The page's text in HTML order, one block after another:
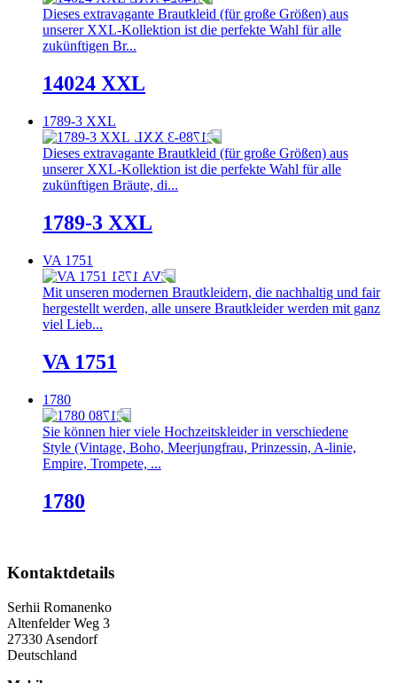
Dieses extravagante Brautkleid (für große Größen) aus
unserer XXL-Kollektion ist die perfekte Wahl für alle
zukünftigen Br...
14024 XXL
1789-3 XXL
Dieses extravagante Brautkleid (für große Größen) aus
unserer XXL-Kollektion ist die perfekte Wahl für alle
zukünftigen Bräute, di...
1789-3 XXL
VA 1751
Mit unseren modernen Brautkleidern, die nachhaltig und fair
hergestellt werden, alle unsere Brautkleider werden mit ganz
viel Lieb...
VA 1751
1780
Sie können hier viele Hochzeitskleider in verschiedene
Style (Vintage, Boho, Meerjungfrau, Prinzessin, A-linie,
Empire, Trompete, ...
1780
Kontaktdetails
Serhii Romanenko
Altenfelder Weg 3
27330 Asendorf
Deutschland